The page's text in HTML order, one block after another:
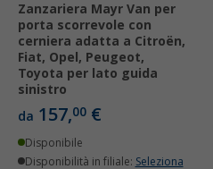
Zanzariera Mayr Van per
porta scorrevole con
cerniera adatta a Citroën,
Fiat, Opel, Peugeot,
Toyota per lato guida
sinistro
da 157,00 €
Disponibile
Disponibilità in filiale: Seleziona